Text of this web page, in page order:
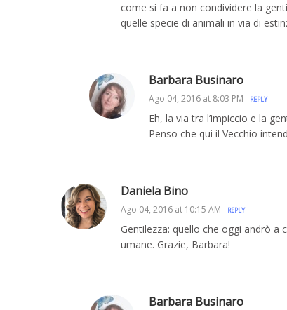
come si fa a non condividere la
quelle specie di animali in via di
Barbara Businaro
Ago 04, 2016 at 8:03 PM REPLY
Eh, la via tra l’impiccio e la
Penso che qui il Vecchio
Daniela Bino
Ago 04, 2016 at 10:15 AM REPLY
Gentilezza: quello che oggi andrò a
umane. Grazie, Barbara!
Barbara Businaro